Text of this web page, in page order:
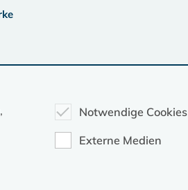
Impressum
Notwendige Cookies
Externe Medien